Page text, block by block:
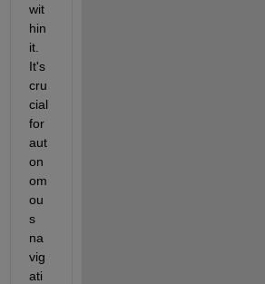
wit
hin
it.
It's
cru
cial
for
aut
on
om
ou
s
na
vig
ati